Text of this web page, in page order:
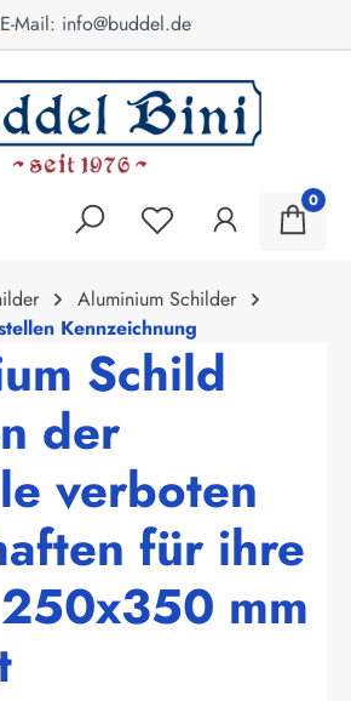
E-Mail: info@buddel.de
0
Aluminium Schilder
Kennzeichnung
Schild
der
verboten
für ihre
mm